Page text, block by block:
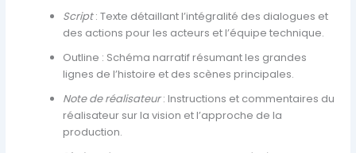
Script: Texte détaillant l’intégralité des dialogues et
des actions pour les acteurs et l’équipe technique.
Outline : Schéma narratif résumant les grandes
lignes de l’histoire et des scènes principales.
Note de réalisateur: Instructions et commentaires du
réalisateur sur la vision et l’approche de la
production.